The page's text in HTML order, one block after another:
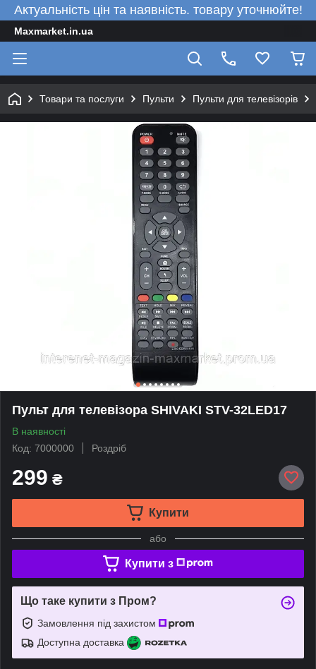
Актуальність цін та наявність. товару уточнюйте!
Maxmarket.in.ua
Товари та послуги Пульти Пульти для телевізорів
Пульт для телевізора SHIVAKI STV-32LED17
В наявності
Код: 7000000
Роздріб
299 ₴
Купити
або
Купити з
Що таке купити з Пром?
Замовлення під захистом
Доступна доставка